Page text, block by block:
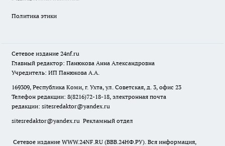
Политика этики
Сетевое издание 24nf.ru
Главный редактор: Панюкова Анна Александровна
Учредитель: ИП Панюкова А.А.
169309, Республика Коми, г. Ухта, ул. Советская, д. 3, офис 23
Телефон редакции: 8(8216)72-18-18, электронная почта
редакции: sitesredaktor@yandex.ru
sitesredaktor@yandex.ru Рекламный отдел
Сетевое издание WWW.24NF.RU (ВВВ.24НФ.РУ). Вся информация,